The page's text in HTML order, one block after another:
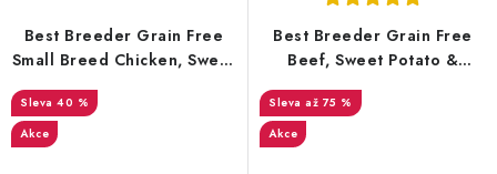
Best Breeder Grain Free
Small Breed Chicken, Sweet
Potato & Herb 6 kg EXP
40 %
Akce
Best Breeder Grain Free
Beef, Sweet Potato &
Carrot
až 75 %
Akce